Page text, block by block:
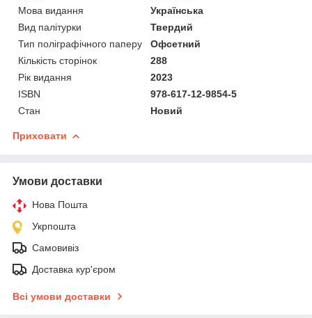
Мова видання
Українська
Вид палітурки
Твердий
Тип поліграфічного паперу
Офсетний
Кількість сторінок
288
Рік видання
2023
ISBN
978-617-12-9854-5
Стан
Новий
Приховати
Умови доставки
Нова Пошта
Укрпошта
Самовивіз
Доставка кур'єром
Всі умови доставки